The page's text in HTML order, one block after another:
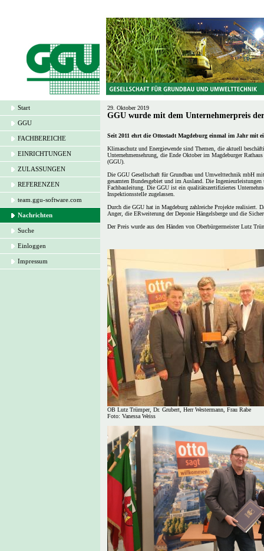
Start
GGU
FACHBEREICHE
EINRICHTUNGEN
ZULASSUNGEN
REFERENZEN
team.ggu-software.com
Nachrichten
Suche
Einloggen
Impressum
29. Oktober 2019
GGU wurde mit dem Unternehmerpreis
Seit 2011 ehrt die Ottostadt Magdeburg einmal im Jahr mit
Klimaschutz und Energiewende sind Themen, die aktuell
Unternehmensehrung, die Ende Oktober im Magdeburger
(GGU).
Die GGU Gesellschaft für Grundbau und Umwelttechnik mbH
gesamten Bundesgebiet und im Ausland. Die
Fachbauleitung. Die GGU ist ein qualitätszertifiziertes
Inspektionsstelle zugelassen.
Durch die GGU hat in Magdeburg zahlreiche Projekte realisiert.
Anger, die ERweiterung der Deponie Hängelsberge und die
Der Preis wurde aus den Händen von Oberbürgermeister Lutz
OB Lutz Trümper, Dr. Grubert, Herr Westermann, Frau Rabe
Foto: Vanessa Weiss